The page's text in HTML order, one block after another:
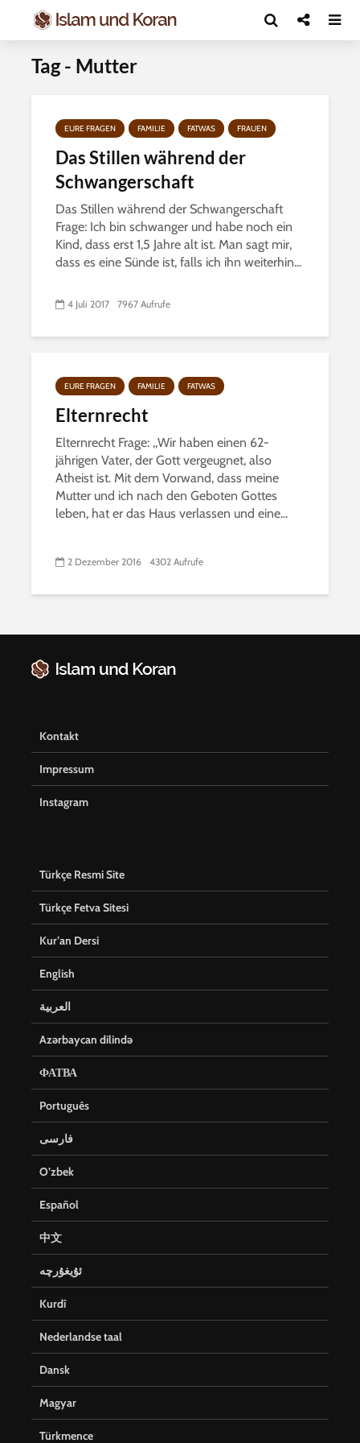
Tag - Mutter
EURE FRAGEN FAMILIE FATWAS FRAUEN
Das Stillen während der
Schwangerschaft
Das Stillen während der Schwangerschaft
Frage: Ich bin schwanger und habe noch ein
Kind, dass erst 1,5 Jahre alt ist. Man sagt mir,
dass es eine Sünde ist, falls ich ihn weiterhin...
4 Juli 2017 7967 Aufrufe
EURE FRAGEN FAMILIE FATWAS
Elternrecht
Elternrecht Frage: ,,Wir haben einen 62-
jährigen Vater, der Gott vergeugnet, also
Atheist ist. Mit dem Vorwand, dass meine
Mutter und ich nach den Geboten Gottes
leben, hat er das Haus verlassen und eine...
2 Dezember 2016 4302 Aufrufe
Kontakt
Impressum
Instagram
Türkçe Resmi Site
Türkçe Fetva Sitesi
Kur’an Dersi
English
العربية
Azərbaycan dilində
ФАТВА
Português
فارسی
O’zbek
Español
中文
ئۇيغۇرچە
Kurdî
Nederlandse taal
Dansk
Magyar
Türkmence